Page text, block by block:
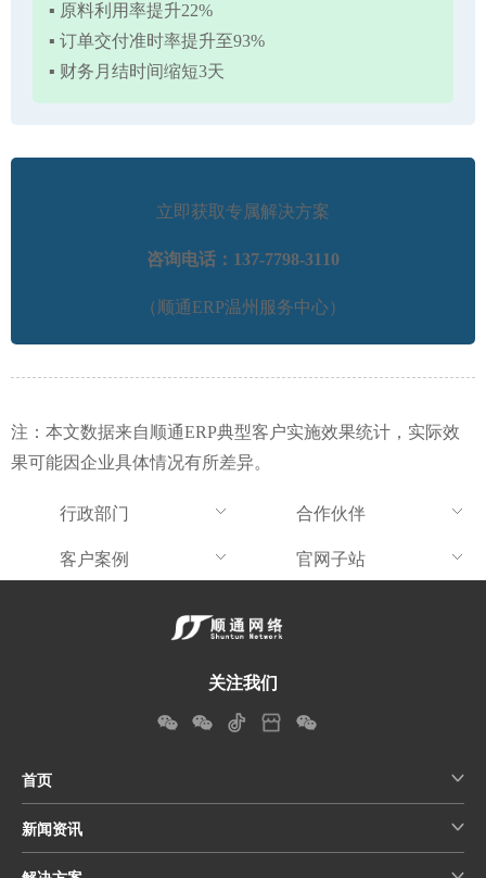
▪ 原料利用率提升22%
▪ 订单交付准时率提升至93%
▪ 财务月结时间缩短3天
立即获取专属解决方案
咨询电话： 137-7798-3110
（顺通ERP温州服务中心）
注：本文数据来自顺通ERP典型客户实施效果统计，实际效
果可能因企业具体情况有所差异。
行政部门
合作伙伴
客户案例
官网子站
关注我们
首页
新闻资讯